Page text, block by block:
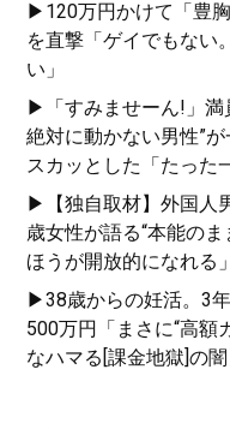
▶120万円かけて「豊
を直撃「ゲイでもない
い」
▶「すみませーん!」満
絶対に動かない男性”
スカッとした「たった
▶【独自取材】外国人
歳女性が語る“本能の
ほうが開放的になれる」
▶38歳からの妊活。3
500万円「まさに“高額
なハマる[課金地獄]の闇